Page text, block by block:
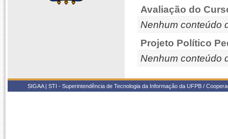
Avaliação do
Nenhum conteúdo
Projeto Político
Nenhum conteúdo
SIGAA | STI - Superintendência de Tecnologia da Informação da UFPB /